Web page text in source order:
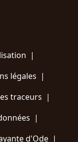
|
légales |
traceurs |
|
d'Ode |